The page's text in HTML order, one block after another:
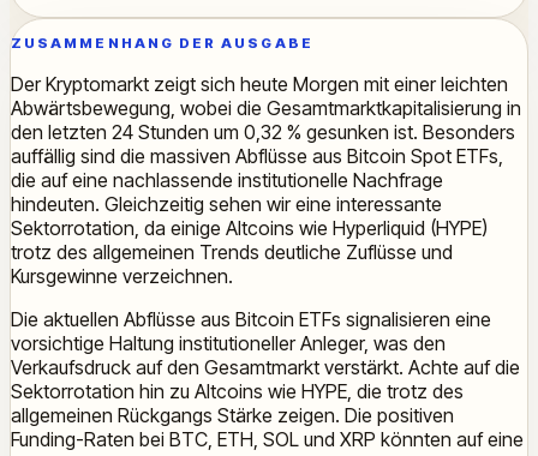
ZUSAMMENHANG DER AUSGABE
Der Kryptomarkt zeigt sich heute Morgen mit einer leichten
Abwärtsbewegung, wobei die Gesamtmarktkapitalisierung in
den letzten 24 Stunden um 0,32 % gesunken ist. Besonders
auffällig sind die massiven Abflüsse aus Bitcoin Spot ETFs,
die auf eine nachlassende institutionelle Nachfrage
hindeuten. Gleichzeitig sehen wir eine interessante
Sektorrotation, da einige Altcoins wie Hyperliquid (HYPE)
trotz des allgemeinen Trends deutliche Zuflüsse und
Kursgewinne verzeichnen.
Die aktuellen Abflüsse aus Bitcoin ETFs signalisieren eine
vorsichtige Haltung institutioneller Anleger, was den
Verkaufsdruck auf den Gesamtmarkt verstärkt. Achte auf die
Sektorrotation hin zu Altcoins wie HYPE, die trotz des
allgemeinen Rückgangs Stärke zeigen. Die positiven
Funding-Raten bei BTC, ETH, SOL und XRP könnten auf eine